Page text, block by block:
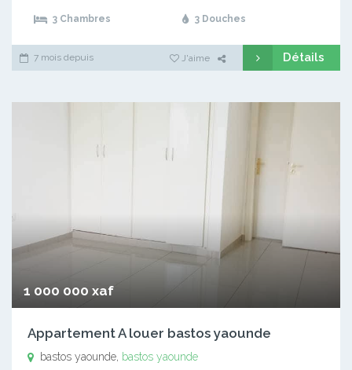
3 Chambres 3 Douches
7 mois depuis J'aime Détails
1 000 000 xaf
Appartement A louer bastos yaounde
bastos yaounde, bastos yaounde